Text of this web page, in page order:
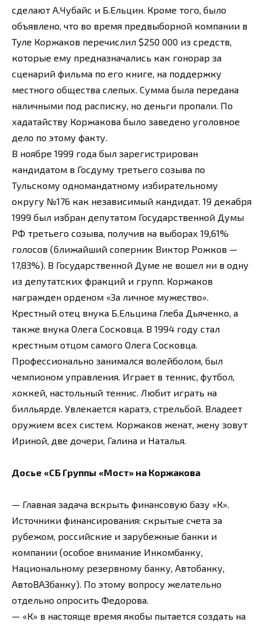
сделают А.Чубайс и Б.Ельцин. Кроме того, было
объявлено, что во время предвыборной компании в
Туле Коржаков перечислил $250 000 из средств,
которые ему предназначались как гонорар за
сценарий фильма по его книге, на поддержку
местного общества слепых. Сумма была передана
наличными под расписку, но деньги пропали. По
хадатайству Коржакова было заведено уголовное
дело по этому факту.
В ноябре 1999 года был зарегистрирован
кандидатом в Госдуму третьего созыва по
Тульскому одномандатному избирательному
округу №176 как независимый кандидат. 19 декабря
1999 был избран депутатом Государственной Думы
РФ третьего созыва, получив на выборах 19,61%
голосов (ближайший соперник Виктор Рожков —
17,83%). В Государственной Думе не вошел ни в одну
из депутатских фракций и групп. Коржаков
награжден орденом «За личное мужество».
Крестный отец внука Б.Ельцина Глеба Дьяченко, а
также внука Олега Сосковца. В 1994 году стал
крестным отцом самого Олега Сосковца.
Профессионально занимался волейболом, был
чемпионом управления. Играет в теннис, футбол,
хоккей, настольный теннис. Любит играть на
билльярде. Увлекается каратэ, стрельбой. Владеет
оружием всех систем. Коржаков женат, жену зовут
Ириной, две дочери, Галина и Наталья.
Досье «СБ Группы «Мост» на Коржакова
— Главная задача вскрыть финансовую базу «К».
Источники финансирования: скрытые счета за
рубежом, российские и зарубежные банки и
компании (особое внимание Инкомбанку,
Национальному резервному банку, Автобанку,
АвтоВАЗбанку). По этому вопросу желательно
отдельно опросить Федорова.
— «К» в настояще время якобы пытается создать на